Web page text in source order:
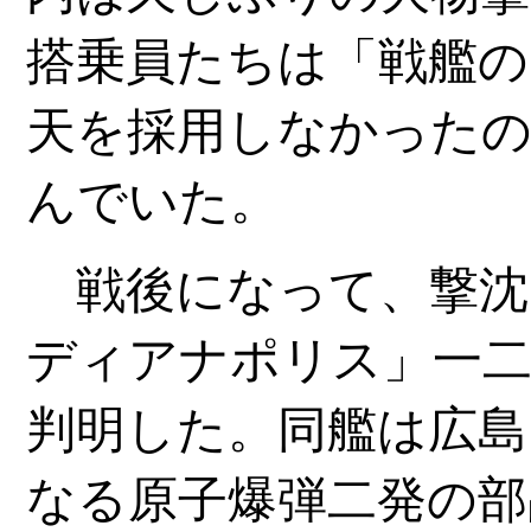
搭乗員たちは「戦艦
天を採用しなかった
んでいた。
戦後になって、撃
ディアナポリス」一
判明した。同艦は広
なる原子爆弾二発の